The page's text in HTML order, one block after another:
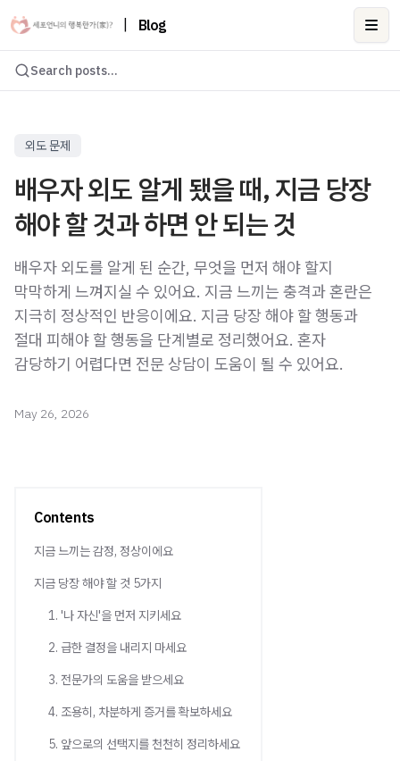
Blog
Search posts...
외도 문제
배우자 외도 알게 됐을 때, 지금 당장
해야 할 것과 하면 안 되는 것
배우자 외도를 알게 된 순간, 무엇을 먼저 해야 할지
막막하게 느껴지실 수 있어요. 지금 느끼는 충격과 혼란은
지극히 정상적인 반응이에요. 지금 당장 해야 할 행동과
절대 피해야 할 행동을 단계별로 정리했어요. 혼자
감당하기 어렵다면 전문 상담이 도움이 될 수 있어요.
May 26, 2026
Contents
지금 느끼는 감정, 정상이에요
지금 당장 해야 할 것 5가지
1. '나 자신'을 먼저 지키세요
2. 급한 결정을 내리지 마세요
3. 전문가의 도움을 받으세요
4. 조용히, 차분하게 증거를 확보하세요
5. 앞으로의 선택지를 천천히 정리하세요